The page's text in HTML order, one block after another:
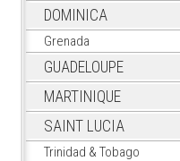
DOMINICA
Grenada
GUADELOUPE
MARTINIQUE
SAINT LUCIA
Trinidad & Tobago